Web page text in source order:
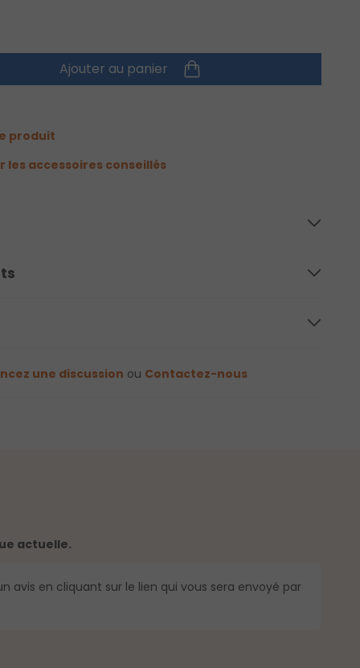
Ajouter au panier
produit
les accessoires conseillés
une discussion ou Contactez-nous
actuelle.
avis en cliquant sur le lien qui vous sera envoyé par